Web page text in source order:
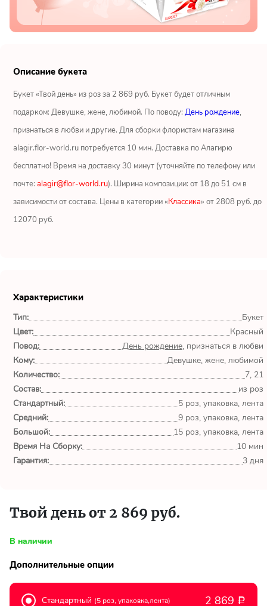
Орхидеи
Ромашки
Альстромерии
Герберы
Показать еще
Тымовское,
world.ru, очень рада что
выбрала Вас. Букет
изумительный!
Ульяна
Тымовское,
вовремя. Не подвели. Цветы
свежие. Спасибо.
Тымовское,
Описание букета
Букет «Твой день» из роз за 2 869 руб. Букет будет отличным
подарком: Девушке, жене, любимой. По поводу: День рождение,
признаться в любви и другие. Для сборки флористам магазина
alagir.flor-world.ru потребуется 10 мин. Доставка по Алагирю
бесплатно! Время на доставку 30 минут (уточняйте по телефону или
почте: alagir@flor-world.ru). Ширина композиции: от 18 до 51 см в
зависимости от состава. Цены в категории «Классика» от 2808 руб. до
12070 руб.
Характеристики
Тип:
Букет
Цвет:
Красный
Повод:
День рождение, признаться в любви
Кому:
Девушке, жене, любимой
Количество:
7, 21
Состав:
из роз
Стандартный:
5 роз, упаковка, лента
Средний:
9 роз, упаковка, лента
Большой:
15 роз, упаковка, лента
Время На Сборку:
10 мин
Гарантия:
3 дня
Твой день от 2 869 руб.
В наличии
Дополнительные опции
Стандартный (5 роз, упаковка,лента) 2 869 Р